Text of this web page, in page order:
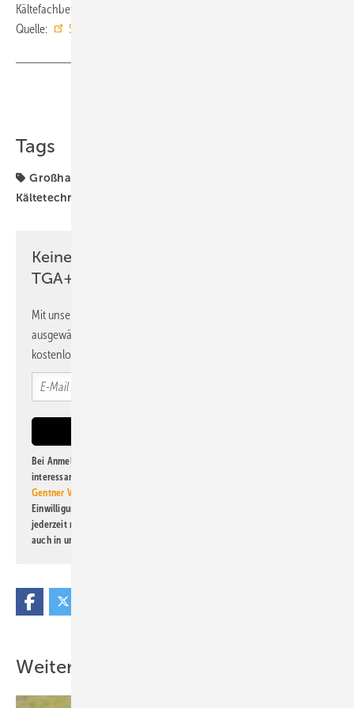
Kältefachbetrieben pflegen. ■
Quelle:
Swegon
Tags
Großhandel
Kältetechnik
Keine Zeit? Kein Problem mit dem
TGA+E Newsletter!
Mit unserem Newsletter erhalten Sie regelmäßig von uns
ausgewählte Informationen und Neuigkeiten, gebündelt und
kostenlos direkt ins Postfach.
Bei Anmeldung zu diesem Newsletter bin ich damit einverstanden, über
interessante Verlags- und Online-Angebote
Gentner Verlag GmbH & Co. KG
Einwilligung kann ich jederzeit widerrufen und eine Abmeldung ist
jederzeit möglich. Informationen zum Umgang mit Daten finden Sie
auch in unserer
Weitere Inhalte